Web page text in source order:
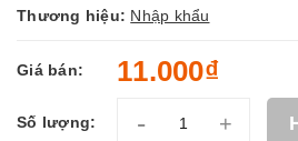
Thương hiệu: Nhập khẩu
Giá bán: 11.000₫
Số lượng: - +